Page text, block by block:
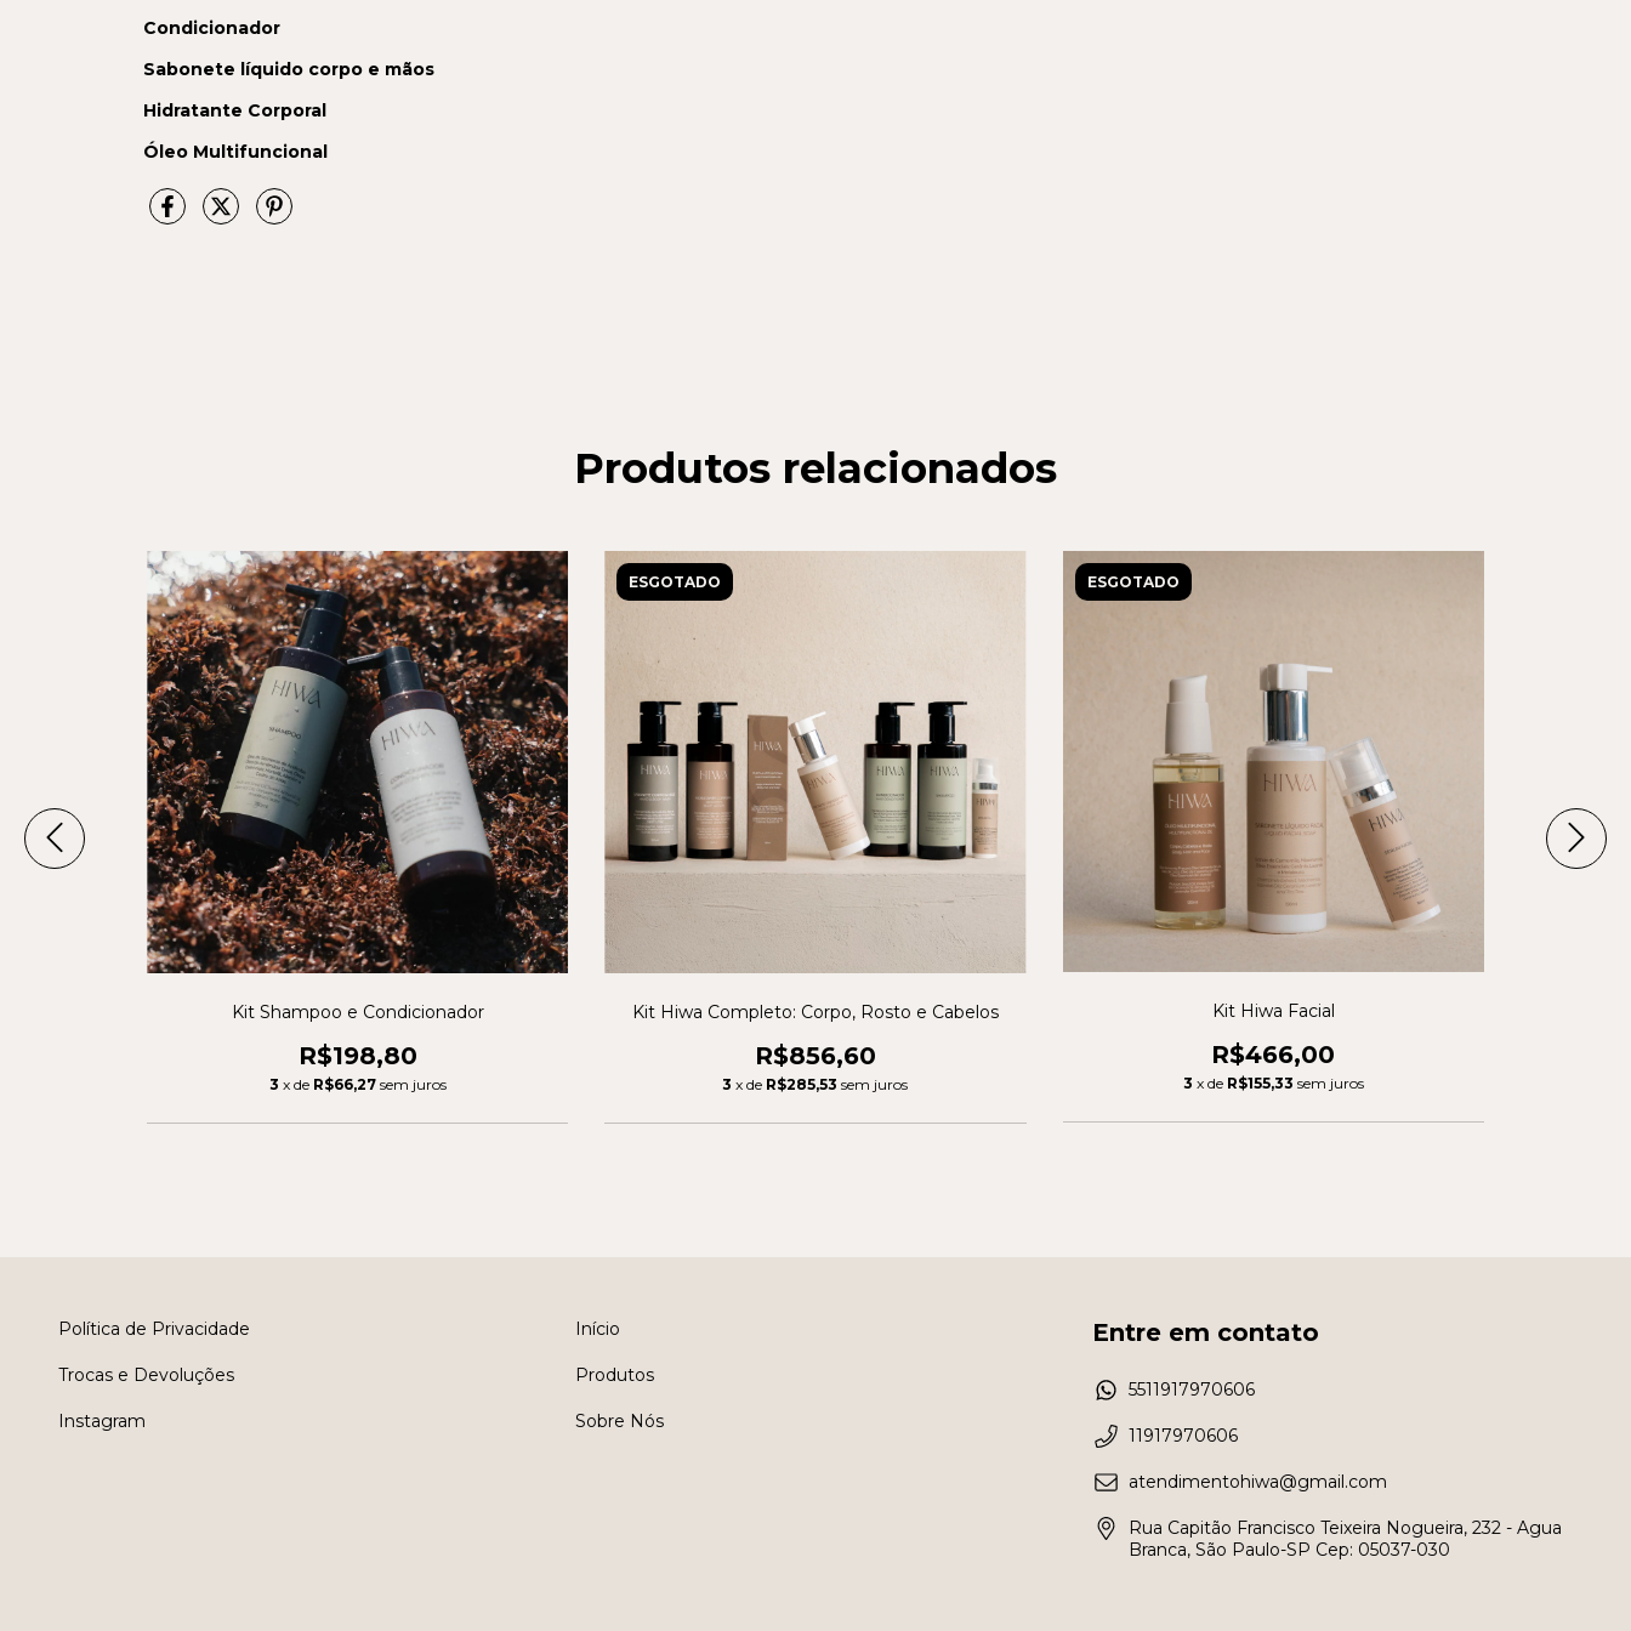
Condicionador
Sabonete líquido corpo e mãos
Hidratante Corporal
Óleo Multifuncional
Produtos relacionados
Kit Shampoo e Condicionador
R$198,80
3 x de R$66,27 sem juros
ESGOTADO
Kit Hiwa Completo: Corpo, Rosto e Cabelos
R$856,60
3 x de R$285,53 sem juros
ESGOTADO
Kit Hiwa Facial
R$466,00
3 x de R$155,33 sem juros
Política de Privacidade
Trocas e Devoluções
Instagram
Início
Produtos
Sobre Nós
Entre em contato
5511917970606
11917970606
atendimentohiwa@gmail.com
Rua Capitão Francisco Teixeira Nogueira, 232 - Agua
Branca, São Paulo-SP Cep: 05037-030